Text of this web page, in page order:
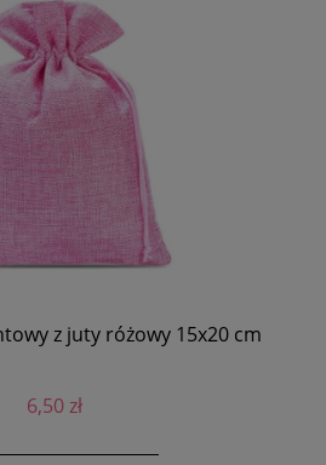
z juty różowy 15x20 cm
6,50 zł